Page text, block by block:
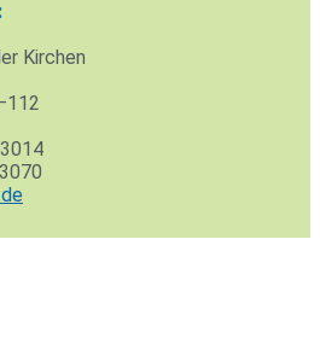
Kir­chen